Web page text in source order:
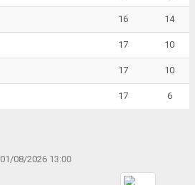
16 14
17 10
17 10
17 6
01/08/2026 13:00